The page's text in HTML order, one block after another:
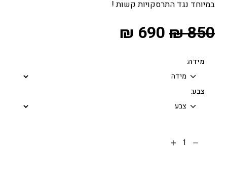
במיוחד נגד התרסקויות קשות !
מידה:
צבע:
₪850
₪ 690